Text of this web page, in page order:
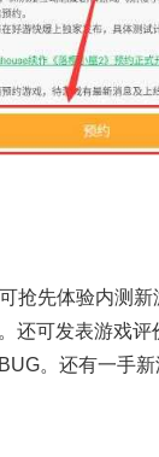
抢先体验内测
还可发表游戏
。还有一手